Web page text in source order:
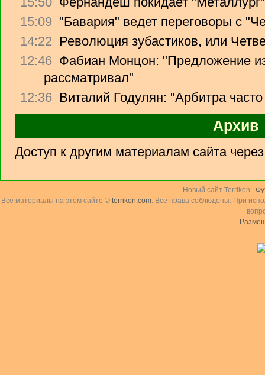
15:09 "Бавария" ведет переговоры с
14:22 Революция зубастиков, или
12:46 Фабиан Монцон: "Предложение
рассматривал"
12:36 Виталий Годулян: "Арбитра
Архив
Доступ к другим материалам сайта
Новый сайт Terrikon :
Все материалы на этом сайте © terrikon.com. Все права соблюдены. При